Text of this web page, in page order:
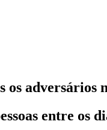
adversários
entre os